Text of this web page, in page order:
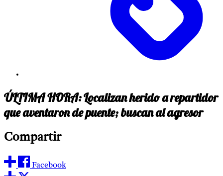
ÚLTIMA HORA: Localizan herido a repartidor
que aventaron de puente; buscan al agresor
Compartir
Facebook